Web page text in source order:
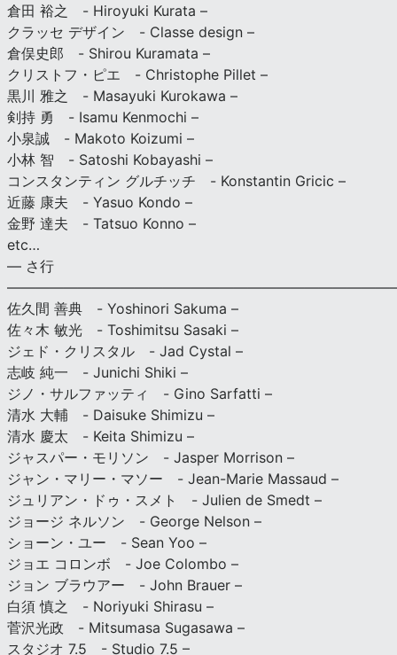
倉田 裕之 - Hiroyuki Kurata –
クラッセ デザイン - Classe design –
倉俣史郎 - Shirou Kuramata –
クリストフ・ピエ - Christophe Pillet –
黒川 雅之 - Masayuki Kurokawa –
剣持 勇 - Isamu Kenmochi –
小泉誠 - Makoto Koizumi –
小林 智 - Satoshi Kobayashi –
コンスタンティン グルチッチ - Konstantin Gricic –
近藤 康夫 - Yasuo Kondo –
金野 達夫 - Tatsuo Konno –
etc…
— さ行
佐久間 善典 - Yoshinori Sakuma –
佐々木 敏光 - Toshimitsu Sasaki –
ジェド・クリスタル - Jad Cystal –
志岐 純一 - Junichi Shiki –
ジノ・サルファッティ - Gino Sarfatti –
清水 大輔 - Daisuke Shimizu –
清水 慶太 - Keita Shimizu –
ジャスパー・モリソン - Jasper Morrison –
ジャン・マリー・マソー - Jean-Marie Massaud –
ジュリアン・ドゥ・スメト - Julien de Smedt –
ジョージ ネルソン - George Nelson –
ショーン・ユー - Sean Yoo –
ジョエ コロンボ - Joe Colombo –
ジョン ブラウアー - John Brauer –
白須 慎之 - Noriyuki Shirasu –
菅沢光政 - Mitsumasa Sugasawa –
スタジオ 7.5 - Studio 7.5 –